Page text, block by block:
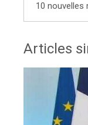
Articles